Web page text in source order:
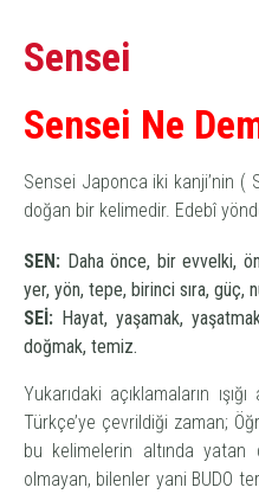
Sensei
Sensei Ne
Sensei Japonca iki kanji’nin (
doğan bir kelimedir. Edebî
SEN: Daha önce, bir evvelki,
yer, yön, tepe, birinci sıra, güç,
SEİ: Hayat, yaşamak,
doğmak, temiz.
Yukarıdaki açıklamaların
Türkçe’ye çevrildiği zaman;
bu kelimelerin altında yatan
olmayan, bilenler yani BUDO